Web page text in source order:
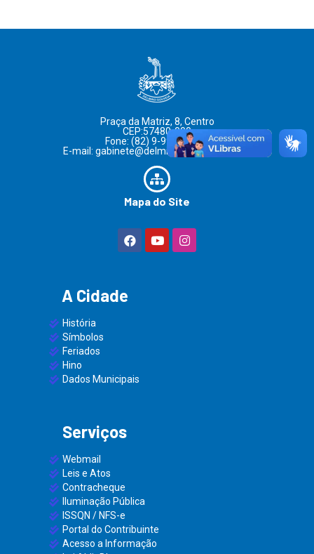
Praça da Matriz, 8, Centro
CEP:57480-000
Fone: (82) 9-9992-0737
E-mail: gabinete@delmirogouveia.al.gov.br
Mapa do Site
A Cidade
História
Símbolos
Feriados
Hino
Dados Municipais
Serviços
Webmail
Leis e Atos
Contracheque
Iluminação Pública
ISSQN / NFS-e
Portal do Contribuinte
Acesso a Informação